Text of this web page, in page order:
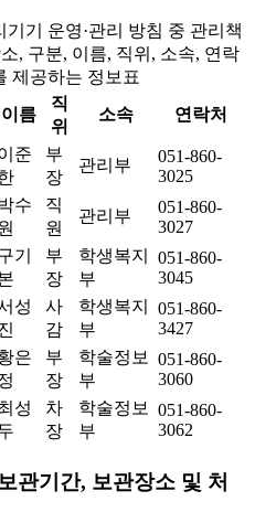
기 운영·관리 방침 중 관리책
, 구분, 이름, 직위, 소속, 연락
제공하는 정보표
이름
직
위
소속 연락처
준
부
장
관리부
051-860-
3025
수
직
원
관리부
051-860-
3027
기
부
장
학생복지
부
051-860-
3045
성
사
감
학생복지
부
051-860-
3427
은
부
장
학술정보
부
051-860-
3060
성
차
장
학술정보
부
051-860-
3062
관기간, 보관장소 및 처